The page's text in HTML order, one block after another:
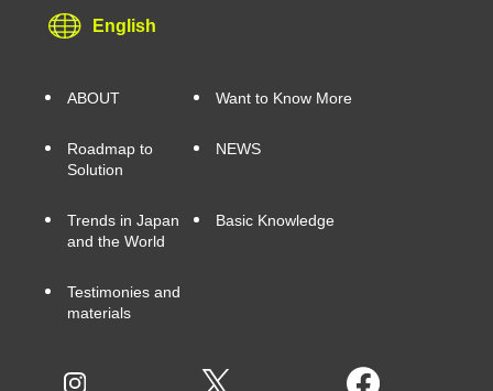
English
ABOUT Want to Know More
Roadmap to
Solution
NEWS
Trends in Japan
and the World
Basic Knowledge
Testimonies and
materials